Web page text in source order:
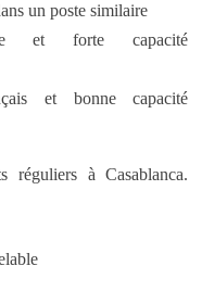
un poste similaire
et forte capacité
et bonne capacité
réguliers à Casablanca.